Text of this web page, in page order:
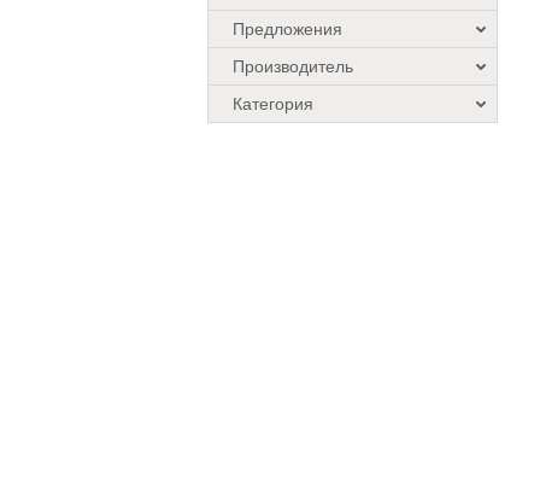
Предложения
Производитель
Категория